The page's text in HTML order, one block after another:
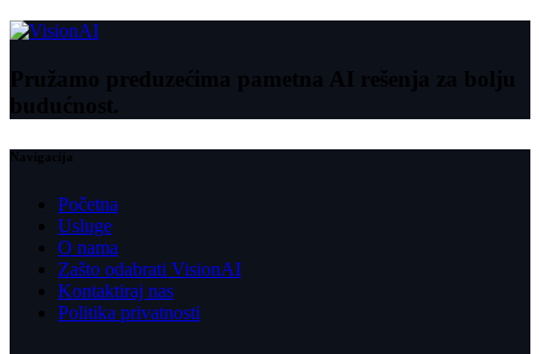
Pružamo preduzećima pametna AI rešenja za bolju
budućnost.
Navigacija
Početna
Usluge
O nama
Zašto odabrati VisionAI
Kontaktiraj nas
Politika privatnosti